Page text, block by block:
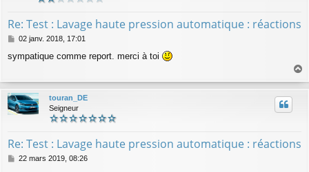
Re: Test : Lavage haute pression automatique : réactions
M
s
g
e
02 janv. 2018, 17:01
sympatique comme report. merci à toi
u
touran_DE
Seigneur
Re: Test : Lavage haute pression automatique : réactions
M
22 mars 2019, 08:26